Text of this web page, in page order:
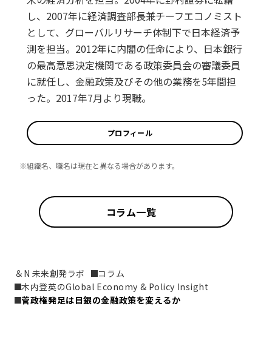
し、2007年に経済調査部長兼チーフエコノミスト
として、グローバルリサーチ体制下で日本経済予
測を担当。2012年に内閣の任命により、日本銀行
の最高意思決定機関である政策委員会の審議委員
に就任し、金融政策及びその他の業務を5年間担
った。2017年7月より現職。
プロフィール
※組織名、職名は現在と異なる場合があります。
コラム一覧
＆N 未来創発ラボ
コラム
木内登英のGlobal Economy & Policy Insight
菅政権発足は日銀の金融政策を変えるか